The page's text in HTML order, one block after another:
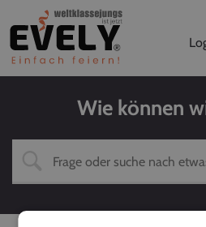
Wie können